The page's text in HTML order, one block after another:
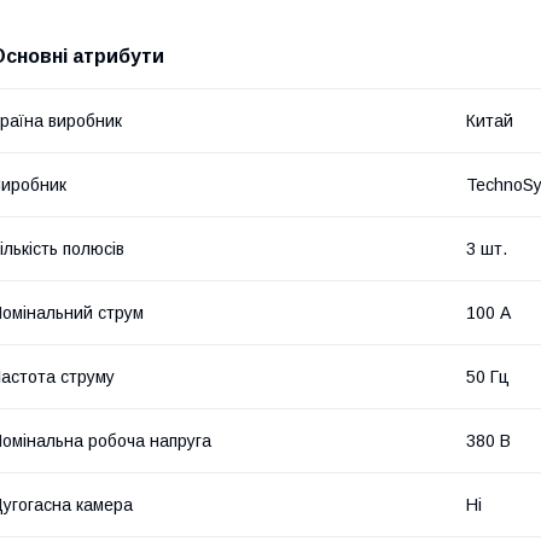
атрибути
виробник Китай
полюсів 3 шт.
струм 100 А
струму 50 Гц
робоча напруга 380 В
камера Ні